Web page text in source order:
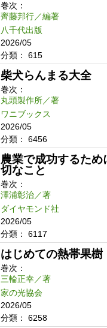
巻次：
齊藤邦行／編著
八千代出版
2026/05
分類：
615
柴犬らんまる大全
巻次：
丸頭製作所／著
ワニブックス
2026/05
分類：
6456
農業で成功するため
切なこと
巻次：
澤浦彰治／著
ダイヤモンド社
2026/05
分類：
6117
はじめての熱帯果樹
巻次：
三輪正幸／著
家の光協会
2026/05
分類：
6258